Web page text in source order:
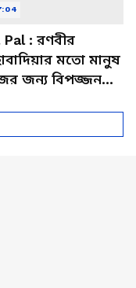
: রণবীর
মতো মানুষ
জন্য বিপজ্জনক :